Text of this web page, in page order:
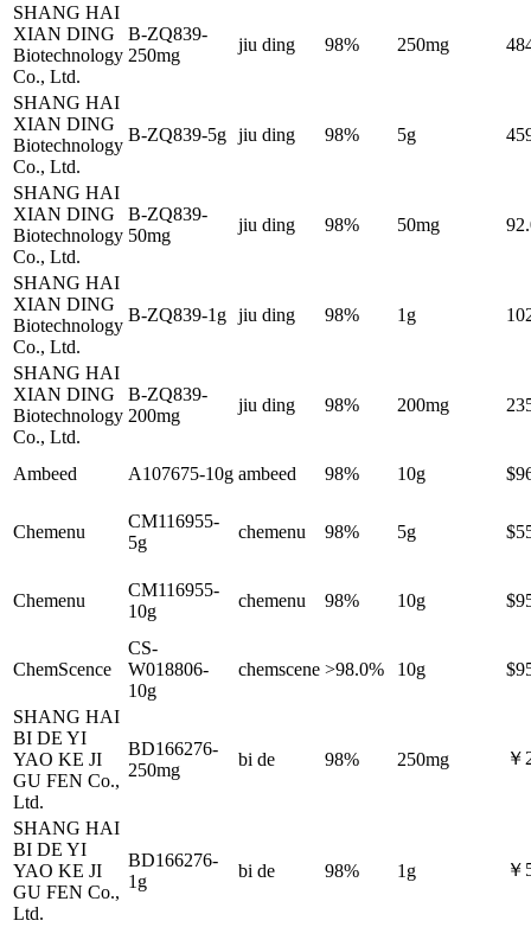
SHANG HAI
XIAN DING
Biotechnology
Co., Ltd.
B-ZQ839-
250mg
jiu ding 98% 250mg
SHANG HAI
XIAN DING
Biotechnology
Co., Ltd.
B-ZQ839-5g jiu ding 98% 5g
SHANG HAI
XIAN DING
Biotechnology
Co., Ltd.
B-ZQ839-
50mg
jiu ding 98% 50mg
SHANG HAI
XIAN DING
Biotechnology
Co., Ltd.
B-ZQ839-1g jiu ding 98% 1g
SHANG HAI
XIAN DING
Biotechnology
Co., Ltd.
B-ZQ839-
200mg
jiu ding 98% 200mg
Ambeed A107675-10g ambeed 98% 10g
Chemenu
CM116955-
5g
chemenu 98% 5g
Chemenu
CM116955-
10g
chemenu 98% 10g
ChemScence
CS-
W018806-
10g
chemscene >98.0% 10g
SHANG HAI
BI DE YI
YAO KE JI
GU FEN Co.,
Ltd.
BD166276-
250mg
bi de 98% 250mg ￥
SHANG HAI
BI DE YI
YAO KE JI
GU FEN Co.,
Ltd.
BD166276-
1g
bi de 98% 1g ￥